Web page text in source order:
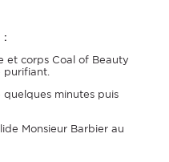
:
et corps Coal of Beauty
purifiant.
quelques minutes puis
Monsieur Barbier au